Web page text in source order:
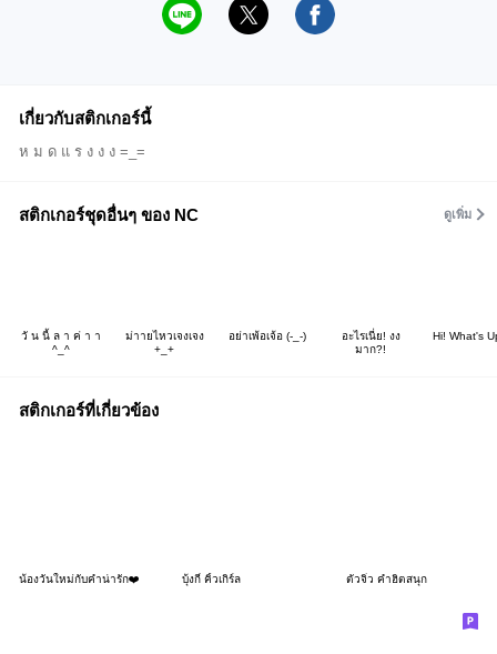
เกี่ยวกับสติกเกอร์นี้
ห ม ด แ ร ง ง ง =_=
สติกเกอร์ชุดอื่นๆ ของ NC ดูเพิ่ม
วั น นี้ ล า ค่ า า
^_^
ม่าายไหวเจงเจง
+_+
อย่าเพ้อเจ้อ (-_-)
อะไรเนี่ย! งง
มาก?!
Hi! What's
สติกเกอร์ที่เกี่ยวข้อง
น้องวันใหม่กับคำน่ารัก❤️ บุ้งกี๋ คิ้วเกิร์ล ตัวจิ๋ว คำฮิตสนุก